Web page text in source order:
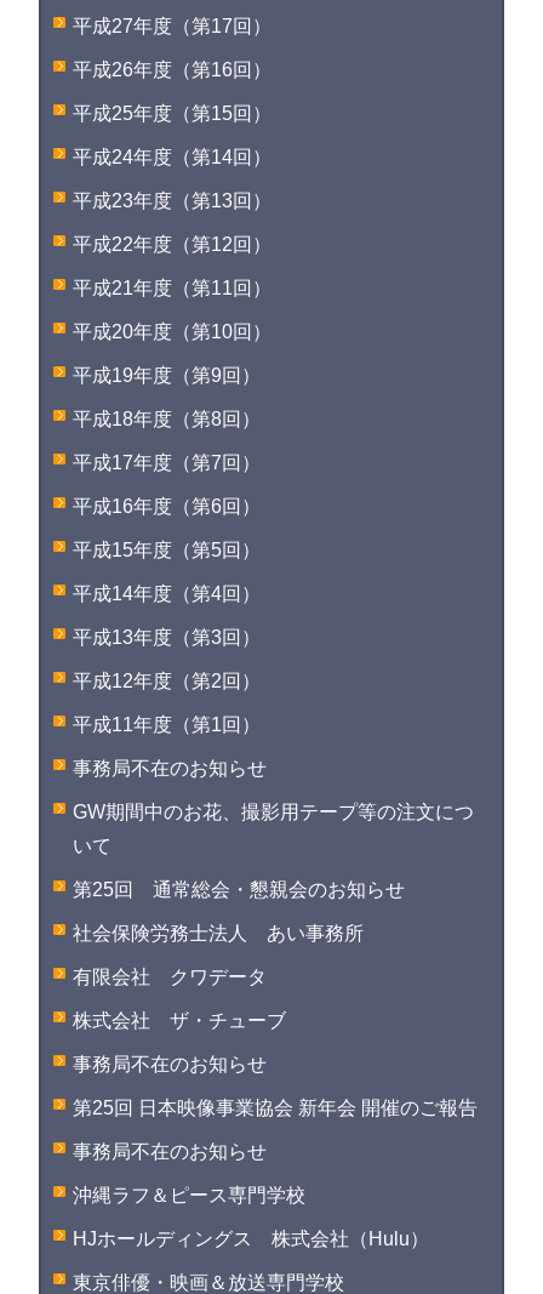
平成27年度（第17回）
平成26年度（第16回）
平成25年度（第15回）
平成24年度（第14回）
平成23年度（第13回）
平成22年度（第12回）
平成21年度（第11回）
平成20年度（第10回）
平成19年度（第9回）
平成18年度（第8回）
平成17年度（第7回）
平成16年度（第6回）
平成15年度（第5回）
平成14年度（第4回）
平成13年度（第3回）
平成12年度（第2回）
平成11年度（第1回）
事務局不在のお知らせ
GW期間中のお花、撮影用テープ等の注文につ
いて
第25回 通常総会・懇親会のお知らせ
社会保険労務士法人 あい事務所
有限会社 クワデータ
株式会社 ザ・チューブ
事務局不在のお知らせ
第25回 日本映像事業協会 新年会 開催のご報告
事務局不在のお知らせ
沖縄ラフ＆ピース専門学校
HJホールディングス 株式会社（Hulu）
東京俳優・映画＆放送専門学校